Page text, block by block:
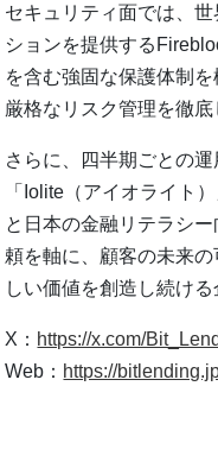
セキュリティ面では、
ションを提供する
を含む強固な保護体制
厳格なリスク管理を徹底
さらに、四半期ごとの
「Iolite（アイオライト
と日本の金融リテラシ
頼を軸に、顧客の未来
しい価値を創造し続ける
X： https://x.com/
Web： https://